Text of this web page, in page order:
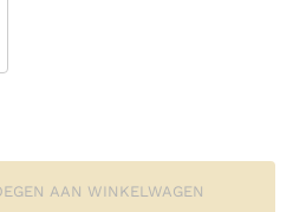
AAN WINKELWAGEN